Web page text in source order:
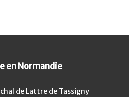
en Normandie
de Lattre de Tassigny